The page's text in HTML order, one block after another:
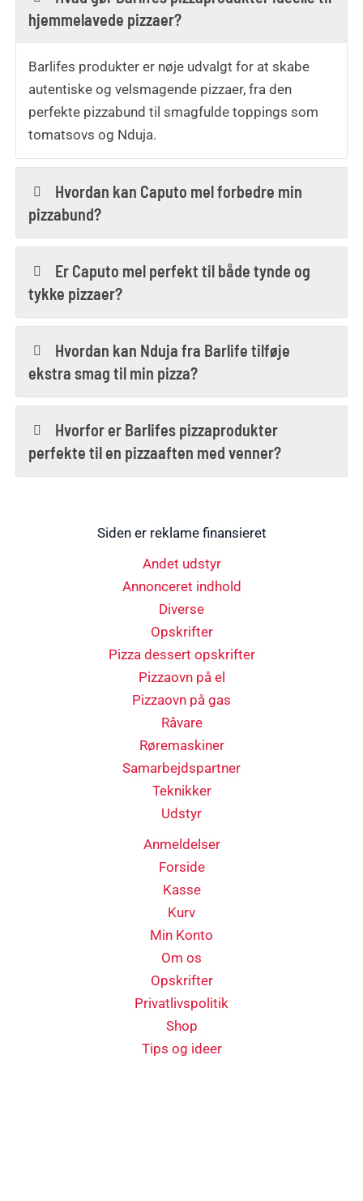
hjemmelavede pizzaer?
Barlifes produkter er nøje udvalgt for at skabe
autentiske og velsmagende pizzaer, fra den
perfekte pizzabund til smagfulde toppings som
tomatsovs og Nduja.
Hvordan kan Caputo mel forbedre min
pizzabund?
Er Caputo mel perfekt til både tynde og
tykke pizzaer?
Hvordan kan Nduja fra Barlife tilføje
ekstra smag til min pizza?
Hvorfor er Barlifes pizzaprodukter
perfekte til en pizzaaften med venner?
Siden er reklame finansieret
Andet udstyr
Annonceret indhold
Diverse
Opskrifter
Pizza dessert opskrifter
Pizzaovn på el
Pizzaovn på gas
Råvare
Røremaskiner
Samarbejdspartner
Teknikker
Udstyr
Anmeldelser
Forside
Kasse
Kurv
Min Konto
Om os
Opskrifter
Privatlivspolitik
Shop
Tips og ideer